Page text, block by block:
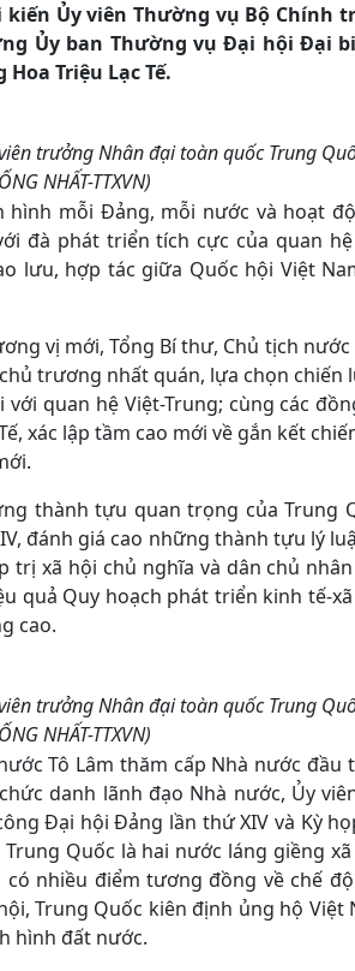
Ủy viên Thường vụ Bộ Chính
Ủy ban Thường vụ Đại hội Đại
Triệu Lạc Tế.
trưởng Nhân đại toàn quốc Trung
NHẤT-TTXVN)
hình mỗi Đảng, mỗi nước và hoạt
đà phát triển tích cực của quan
lưu, hợp tác giữa Quốc hội Việt
vị mới, Tổng Bí thư, Chủ tịch nước
trương nhất quán, lựa chọn chiến
quan hệ Việt-Trung; cùng các
xác lập tầm cao mới về gắn kết
thành tựu quan trọng của Trung
đánh giá cao những thành tựu lý
trị xã hội chủ nghĩa và dân chủ
quả Quy hoạch phát triển kinh tế-
cao.
trưởng Nhân đại toàn quốc Trung
NHẤT-TTXVN)
Tô Lâm thăm cấp Nhà nước đầu
danh lãnh đạo Nhà nước, Ủy
Đại hội Đảng lần thứ XIV và Kỳ
Quốc là hai nước láng giềng
nhiều điểm tương đồng về chế
Trung Quốc kiên định ủng hộ Việt
hình đất nước.